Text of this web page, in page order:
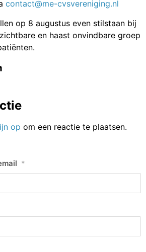
contact@me-cvsvereniging.nl
op 8 augustus even stilstaan bij
en haast onvindbare groep
op om een reactie te plaatsen.
*